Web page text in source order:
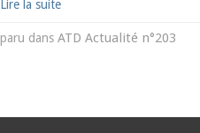
Lire la suite
paru dans ATD Actualité n°203